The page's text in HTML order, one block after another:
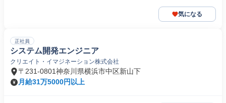
気になる
正社員
システム開発エンジニア
クリエイト・イマジネーション株式会社
〒231-0801神奈川県横浜市中区新山下
月給31万5000円以上